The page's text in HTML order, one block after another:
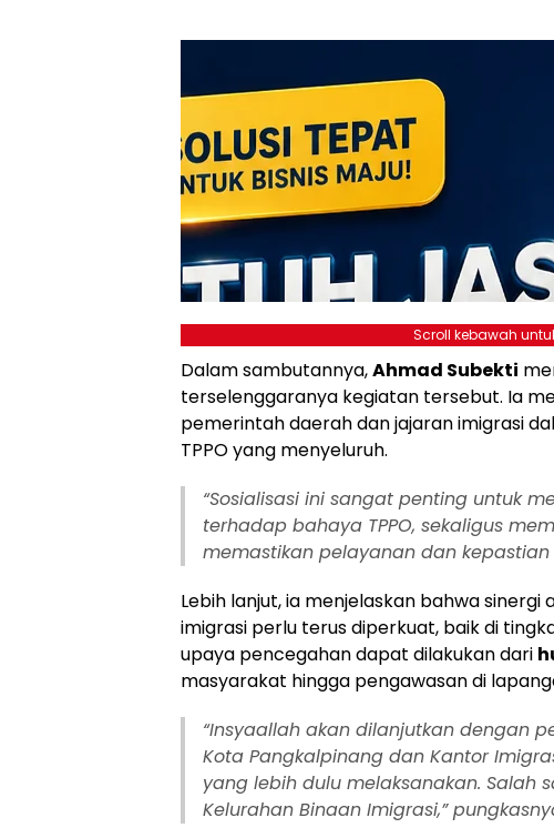
Scroll kebawah
Dalam sambutannya,Ahmad Subekti
terselenggaranya kegiatan tersebut. Ia
pemerintah daerah dan jajaran imigrasi
TPPO yang menyeluruh.
“Sosialisasi ini sangat penting untuk
terhadap bahaya TPPO, sekaligus
memastikan pelayanan dan kepastian
Lebih lanjut, ia menjelaskan bahwa
imigrasi perlu terus diperkuat, baik di
upaya pencegahan dapat dilakukan dari
masyarakat hingga pengawasan di
“Insyaallah akan dilanjutkan dengan
Kota Pangkalpinang dan Kantor
yang lebih dulu melaksanakan.
Kelurahan Binaan Imigrasi,”